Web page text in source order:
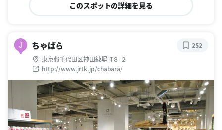
このスポットの詳細を見る
J ちゃばら
東京都千代田区神田練塀町８-２
http://www.jrtk.jp/chabara/
252